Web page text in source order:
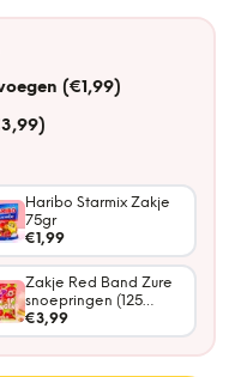
(€1,99)
Haribo Starmix Zakje
75gr
€1,99
Zakje Red Band Zure
snoepringen (125
gram)
€3,99